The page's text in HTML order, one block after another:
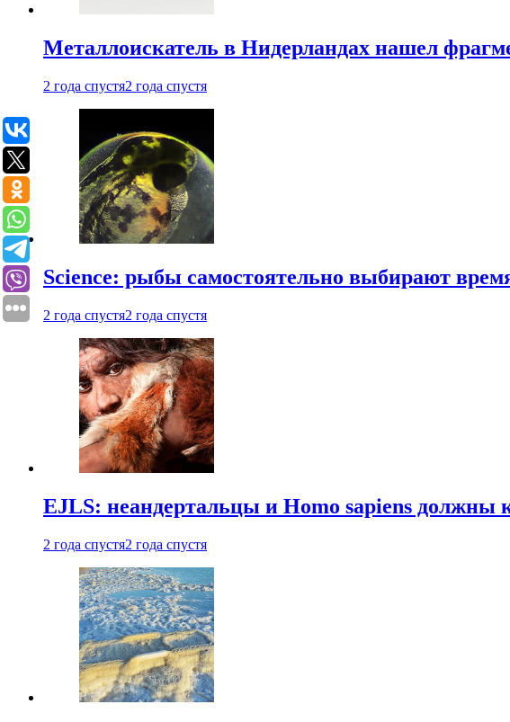
Металлоискатель в Нидерландах нашел
2 года спустя2 года спустя
Science: рыбы самостоятельно выбирают
2 года спустя2 года спустя
EJLS: неандертальцы и Homo sapiens должны
2 года спустя2 года спустя